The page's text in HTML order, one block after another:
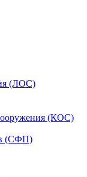
(ЛОС)
(КОС)
(СФП)